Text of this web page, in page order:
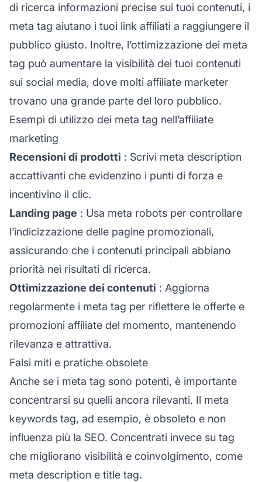
di ricerca informazioni precise sui tuoi contenuti, i
meta tag aiutano i tuoi link affiliati a raggiungere il
pubblico giusto. Inoltre, l’ottimizzazione dei meta
tag può aumentare la visibilità dei tuoi contenuti
sui social media, dove molti affiliate marketer
trovano una grande parte del loro pubblico.
Esempi di utilizzo dei meta tag nell’affiliate
marketing
Recensioni di prodotti : Scrivi meta description
accattivanti che evidenzino i punti di forza e
incentivino il clic.
Landing page : Usa meta robots per controllare
l’indicizzazione delle pagine promozionali,
assicurando che i contenuti principali abbiano
priorità nei risultati di ricerca.
Ottimizzazione dei contenuti : Aggiorna
regolarmente i meta tag per riflettere le offerte e
promozioni affiliate del momento, mantenendo
rilevanza e attrattiva.
Falsi miti e pratiche obsolete
Anche se i meta tag sono potenti, è importante
concentrarsi su quelli ancora rilevanti. Il meta
keywords tag, ad esempio, è obsoleto e non
influenza più la SEO. Concentrati invece su tag
che migliorano visibilità e coinvolgimento, come
meta description e title tag.